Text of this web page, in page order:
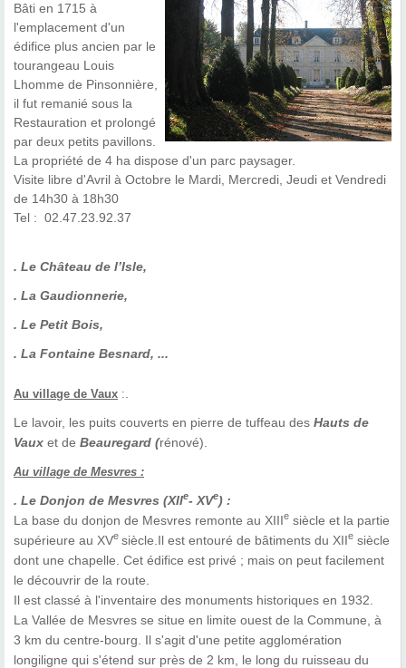
Bâti en 1715 à
l'emplacement d'un
édifice plus ancien par le
tourangeau Louis
Lhomme de Pinsonnière,
il fut remanié sous la
Restauration et prolongé
par deux petits pavillons.
La propriété de 4 ha dispose d'un parc paysager.
Visite libre d'Avril à Octobre le Mardi, Mercredi, Jeudi et Vendredi
de 14h30 à 18h30
Tel : 02.47.23.92.37
. Le Château de l’Isle,
. La Gaudionnerie,
. Le Petit Bois,
. La Fontaine Besnard, ...
Au village de Vaux :
Le lavoir, les puits couverts en pierre de tuffeau des Hauts de
Vaux et de Beauregard (rénové).
Au village de Mesvres :
. Le Donjon de Mesvres (XIIe- XVe) :
La base du donjon de Mesvres remonte au XIIIe siècle et la partie
supérieure au XVe siècle.Il est entouré de bâtiments du XIIe siècle
dont une chapelle. Cet édifice est privé ; mais on peut facilement
le découvrir de la route.
Il est classé à l'inventaire des monuments historiques en 1932.
La Vallée de Mesvres se situe en limite ouest de la Commune, à
3 km du centre-bourg. Il s'agit d'une petite agglomération
longiligne qui s'étend sur près de 2 km, le long du ruisseau du